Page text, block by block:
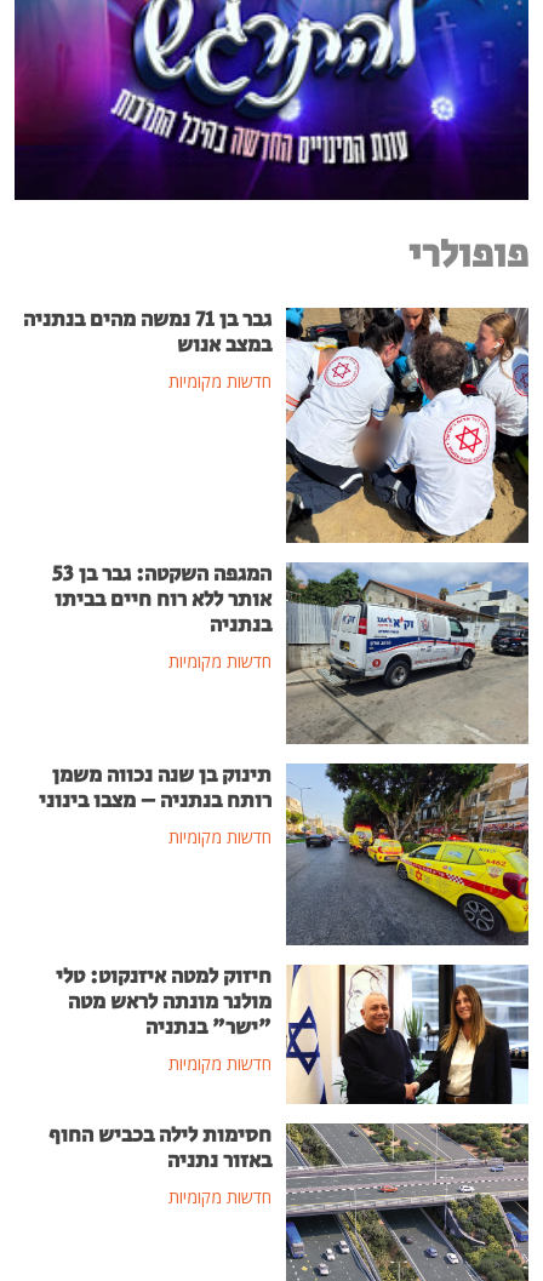
פופולרי
גבר בן 71 נמשה מהים בנתניה
במצב אנוש
חדשות מקומיות
המגפה השקטה: גבר בן 53
אותר ללא רוח חיים בביתו
בנתניה
חדשות מקומיות
תינוק בן שנה נכווה משמן
רותח בנתניה – מצבו בינוני
חדשות מקומיות
חיזוק למטה איזנקוט: טלי
מולנר מונתה לראש מטה
"ישר" בנתניה
חדשות מקומיות
חסימות לילה בכביש החוף
באזור נתניה
חדשות מקומיות